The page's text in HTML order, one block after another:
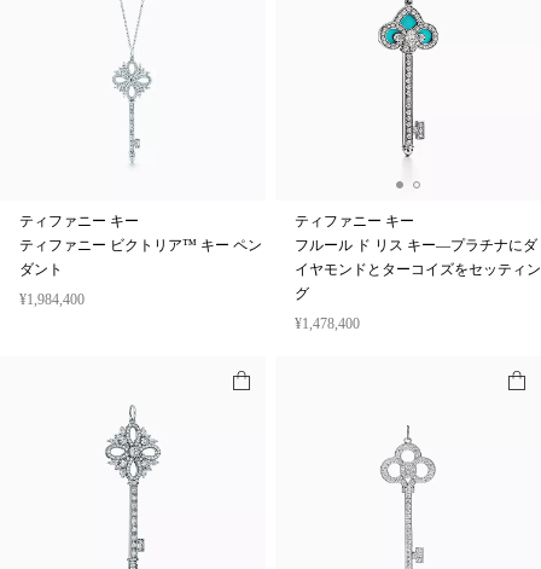
ティファニー キー
ティファニー ビクトリア™ キー ペン
ダント
¥1,984,400
ティファニー キー
フルール ド リス キー—プラチナにダ
イヤモンドとターコイズをセッティン
グ
¥1,478,400